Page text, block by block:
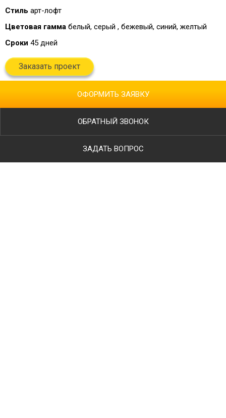
Стиль арт-лофт
Цветовая гамма белый, серый , бежевый, синий, желтый
Сроки 45 дней
Заказать проект
ОФОРМИТЬ ЗАЯВКУ
ОБРАТНЫЙ ЗВОНОК
ЗАДАТЬ ВОПРОС